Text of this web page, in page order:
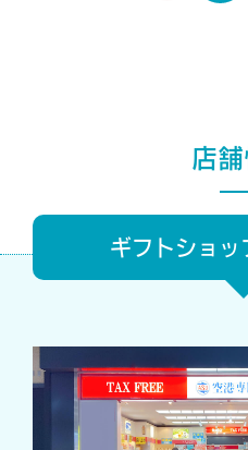
店
ギフトショッ